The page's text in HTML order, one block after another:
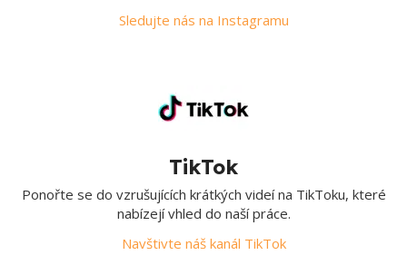
Sledujte nás na Instagramu
TikTok
Ponořte se do vzrušujících krátkých videí na TikToku, které
nabízejí vhled do naší práce.
Navštivte náš kanál TikTok